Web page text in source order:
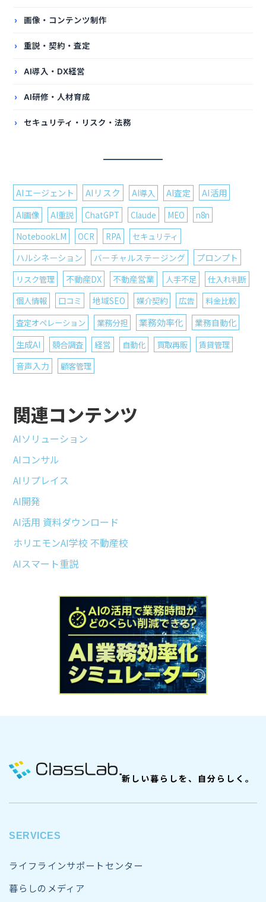
画像・コンテンツ制作
重説・契約・査定
AI導入・DX経営
AI研修・人材育成
セキュリティ・リスク・法務
AIエージェント AIリスク AI導入 AI査定 AI活用
AI画像 AI重説 ChatGPT Claude MEO
n8n
NotebookLM
OCR RPA セキュリティ
ハルシネーション バーチャルステージング プロンプト
リスク管理 不動産DX 不動産営業 人手不足
仕入れ判断
個人情報
口コミ 地域SEO 媒介契約 広告
料金比較
査定オペレーション
業務分担 業務効率化 業務自動化
生成AI 競合調査 経営 自動化 買取再販
賃貸管理
音声入力
顧客管理
関連コンテンツ
AIソリューション
AIコンサル
AIリプレイス
AI開発
AI活用 資料ダウンロード
ホリエモンAI学校 不動産校
AIスマート重説
新しい暮らしを、自分らしく。
SERVICES
ライフラインサポートセンター
暮らしのメディア